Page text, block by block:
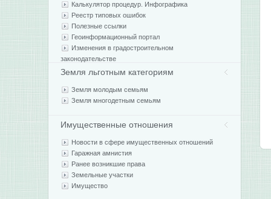
Калькулятор процедур. Инфографика
Реестр типовых ошибок
Полезные ссылки
Геоинформационный портал
Изменения в градостроительном
законодательстве
Земля льготным категориям
Земля молодым семьям
Земля многодетным семьям
Имущественные отношения
Новости в сфере имущественных отношений
Гаражная амнистия
Ранее возникшие права
Земельные участки
Имущество